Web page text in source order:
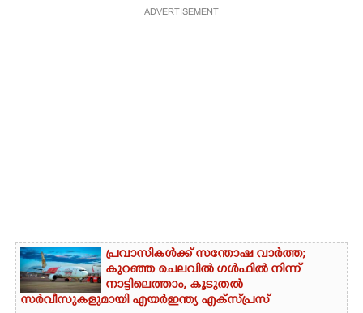
ADVERTISEMENT
പ്രവാസികൾക്ക് സന്തോഷ വാർത്ത;
കുറഞ്ഞ ചെലവിൽ ഗൾഫിൽ നിന്ന്
നാട്ടിലെത്താം,​ കൂടുതൽ
സർവീസുകളുമായി എയർഇന്ത്യ എക്സ്പ്രസ്